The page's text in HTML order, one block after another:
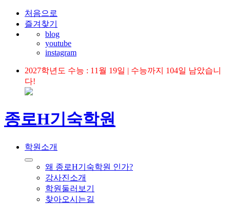
처음으로
즐겨찾기
blog
youtube
instagram
2027학년도 수능 : 11월 19일 | 수능까지 104일 남았습니
다!
종로H기숙학원
학원소개
왜 종로H기숙학원 인가?
강사진소개
학원둘러보기
찾아오시는길